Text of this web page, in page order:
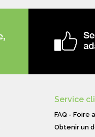
Service
FAQ - Foire
Obtenir un